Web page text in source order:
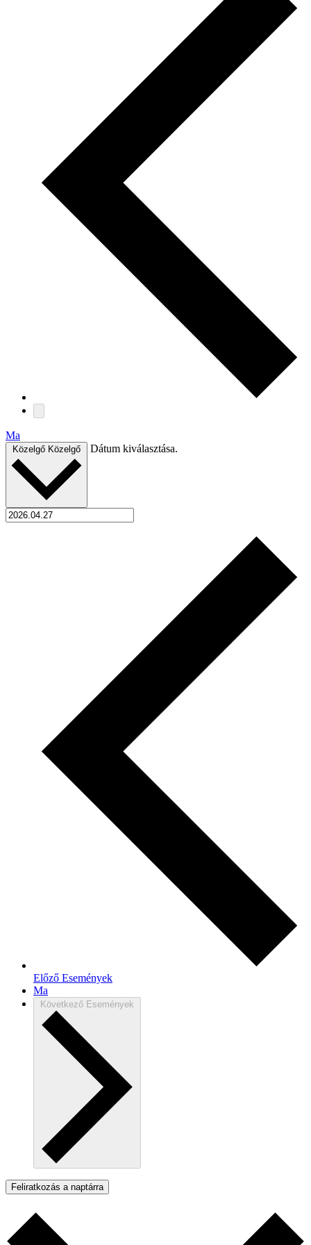
Ma
Közelgő Közelgő Dátum kiválasztása.
Előző Események
Ma
Következő Események
Feliratkozás a naptárra